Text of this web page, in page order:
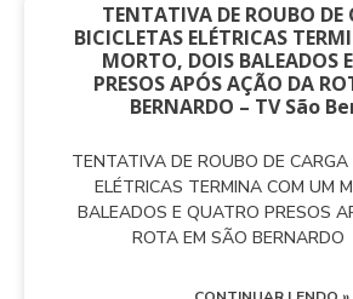
TENTATIVA DE ROUBO DE
BICICLETAS ELÉTRICAS
MORTO, DOIS BALEADOS
PRESOS APÓS AÇÃO DA
BERNARDO – TV São
TENTATIVA DE ROUBO DE CARGA
ELÉTRICAS TERMINA COM UM
BALEADOS E QUATRO PRESOS
ROTA EM SÃO